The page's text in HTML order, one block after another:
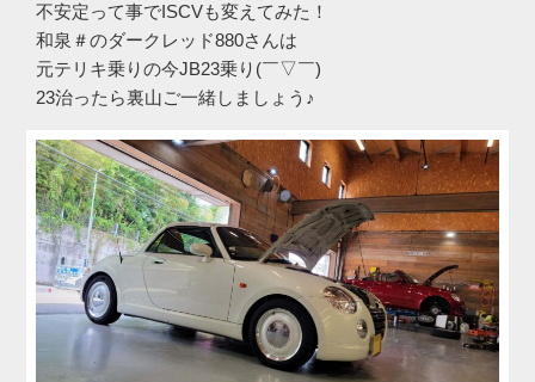
不安定って事でISCVも変えてみた！
和泉＃のダークレッド880さんは
元テリキ乗りの今JB23乗り(￣▽￣)
23治ったら裏山ご一緒しましょう♪